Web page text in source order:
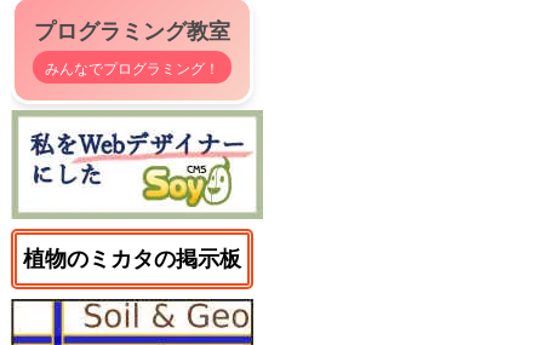
プログラミング教室
みんなでプログラミング！
植物のミカタの掲示板